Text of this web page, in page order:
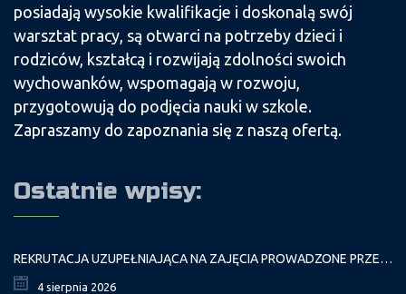
posiadają wysokie kwalifikacje i doskonalą swój
warsztat pracy, są otwarci na potrzeby dzieci i
rodziców, kształcą i rozwijają zdolności swoich
wychowanków, wspomagają w rozwoju,
przygotowują do podjęcia nauki w szkole.
Zapraszamy do zapoznania się z naszą ofertą.
Ostatnie wpisy:
REKRUTACJA UZUPEŁNIAJĄCA NA ZAJĘCIA PROWADZONE PRZEZ PAŁAC MŁODZIEŻY W ROKU SZKOLNYM 2026/2027
4 sierpnia 2026